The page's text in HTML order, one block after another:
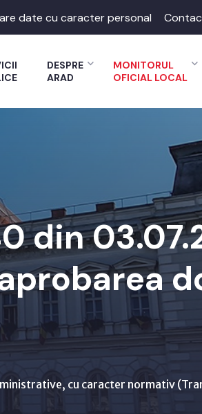
date cu caracter personal
DESPRE
ARAD
MONITORUL
OFICIAL LOCAL
din
cu caracter normativ